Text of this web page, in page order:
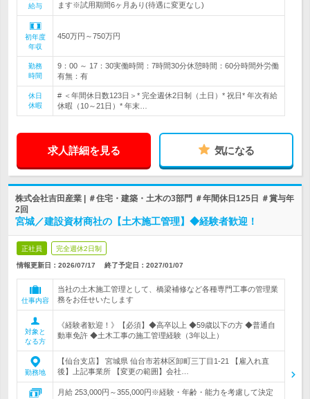
給与
ます※試用期間6ヶ月あり(待遇に変更なし)
初年度
年収
450万円～750万円
勤務
時間
9：00 ～ 17：30実働時間：7時間30分休憩時間：60分時間外労働
有無：有
休日
休暇
# ＜年間休日数123日＞* 完全週休2日制（土日）* 祝日* 年次有給
休暇（10～21日）* 年末…
求人詳細を見る 気になる
株式会社吉田産業 | ＃住宅・建築・土木の3部門 ＃年間休日125日 ＃賞与年
2回
宮城／建設資材商社の【土木施工管理】◆経験者歓迎！
正社員 完全週休2日制
情報更新日：2026/07/17 終了予定日： 2027/01/07
仕事内容
当社の土木施工管理として、橋梁補修など各種専門工事の管理業
務をお任せいたします
対象と
なる方
《経験者歓迎！》【必須】◆高卒以上 ◆59歳以下の方 ◆普通自
動車免許 ◆土木工事の施工管理経験（3年以上）
勤務地
【仙台支店】 宮城県 仙台市若林区卸町三丁目1-21 【雇入れ直
後】上記事業所 【変更の範囲】会社…
月給 253,000円～355,000円※経験・年齢・能力を考慮して決定